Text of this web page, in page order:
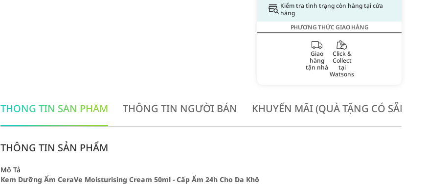
Kiểm tra tình trạng còn hàng tại cửa
hàng
PHƯƠNG THỨC GIAO HÀNG
Giao
hàng
tận nhà
Click &
Collect
tại
Watsons
THÔNG TIN SẢN PHẨM THÔNG TIN NGƯỜI BÁN KHUYẾN MÃI (QUÀ TẶNG CÓ SẴN
THÔNG TIN SẢN PHẨM
Mô Tả
Kem Dưỡng Ẩm CeraVe Moisturising Cream 50ml - Cấp Ẩm 24h Cho Da Khô